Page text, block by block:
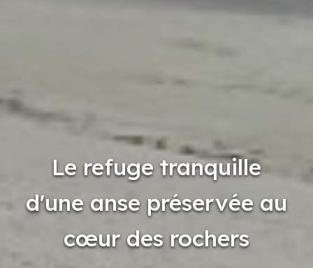
Le refuge tranquille
d'une anse préservée au
cœur des rochers